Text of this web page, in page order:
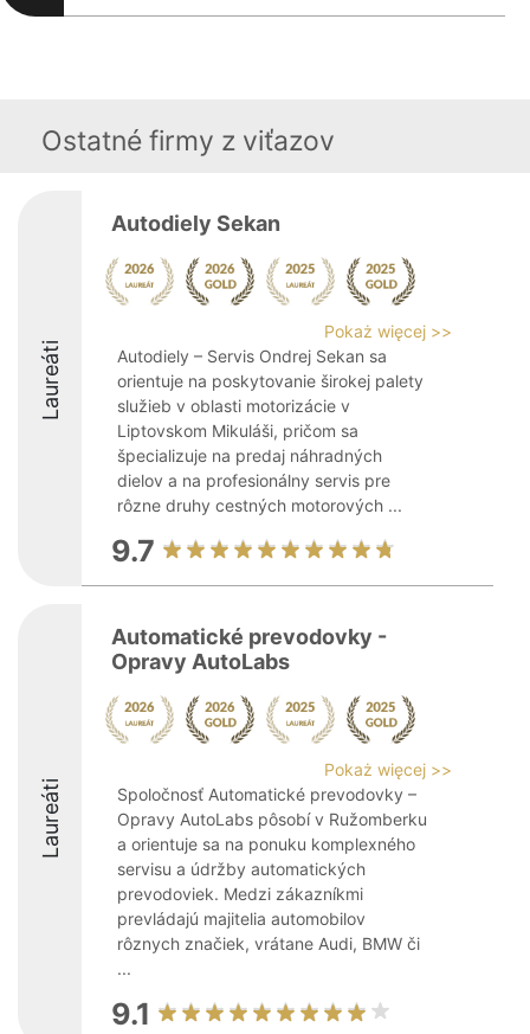
Ostatné firmy z viťazov
Laureáti
Autodiely Sekan
Pokaż więcej >>
Autodiely – Servis Ondrej Sekan sa
orientuje na poskytovanie širokej palety
služieb v oblasti motorizácie v
Liptovskom Mikuláši, pričom sa
špecializuje na predaj náhradných
dielov a na profesionálny servis pre
rôzne druhy cestných motorových ...
9.7
Laureáti
Automatické prevodovky -
Opravy AutoLabs
Pokaż więcej >>
Spoločnosť Automatické prevodovky –
Opravy AutoLabs pôsobí v Ružomberku
a orientuje sa na ponuku komplexného
servisu a údržby automatických
prevodoviek. Medzi zákazníkmi
prevládajú majitelia automobilov
rôznych značiek, vrátane Audi, BMW či
...
9.1